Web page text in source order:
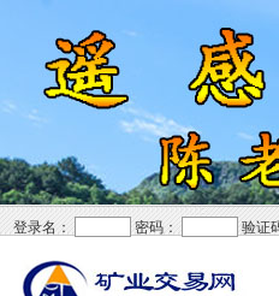
登录名： 密码： 验证